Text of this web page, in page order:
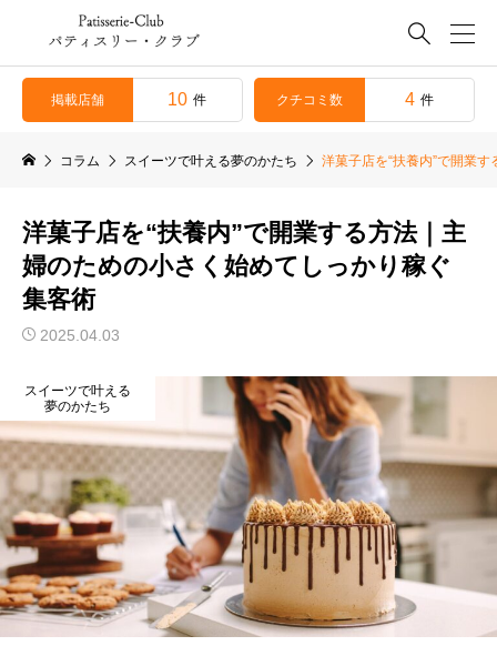

掲載店舗 10 件 クチコミ数 4 件
コラム スイーツで叶える夢のかたち 洋菓子店を“扶養内”で開業
洋菓子店を“扶養内”で開業する方法｜主
婦のための小さく始めてしっかり稼ぐ
集客術
2025.04.03
スイーツで叶える
夢のかたち